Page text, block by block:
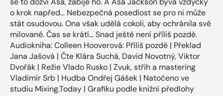
o krok napřed… Nebezpečná posedlost se pro ni může
stát osudovou. Ona však udělá cokoli, aby ochránila své
milované. Čas se krátí… Snad ještě není příliš pozdě.
Audiokniha: Colleen Hooverová: Příliš pozdě | Překlad
Jana Jašová | Čte Klára Suchá, David Novotný, Viktor
Dvořák | Režie Vlado Rusko | Zvuk, střih a mastering
Vladimír Srb | Hudba Ondřej Gášek | Natočeno ve
studiu Mixing.Today | Grafiku podle knižní předlohy